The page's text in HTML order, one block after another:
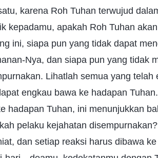
karena Roh Tuhan terwujud
kepadamu, apakah Roh Tuhan
ini, siapa pun yang tidak dapat
Nya, dan siapa pun yang tidak
Lihatlah semua yang
engkau bawa ke hadapan
hadapan Tuhan, ini menunjukkan
pelaku kejahatan
dan setiap reaksi harus dibawa